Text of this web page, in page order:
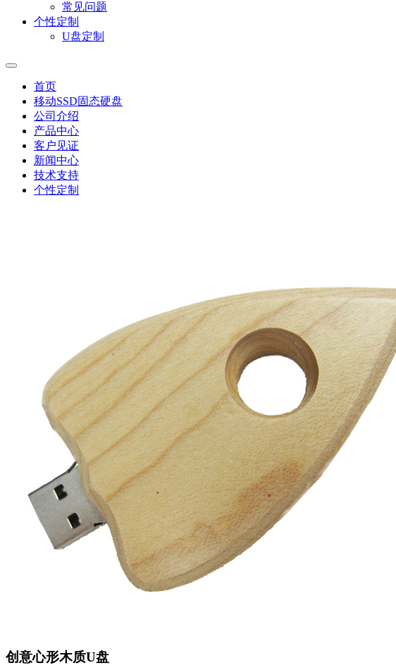
常见问题
个性定制
U盘定制
首页
移动SSD固态硬盘
公司介绍
产品中心
客户见证
新闻中心
技术支持
个性定制
创意心形木质U盘